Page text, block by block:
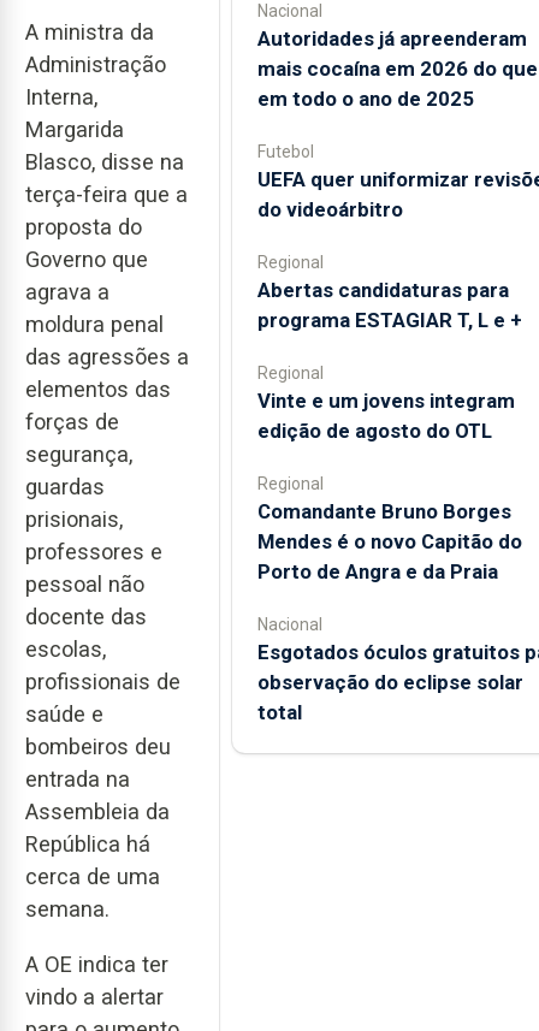
A ministra da
Administração
Interna,
Margarida
Blasco, disse na
terça-feira que a
proposta do
Governo que
agrava a
moldura penal
das agressões a
elementos das
forças de
segurança,
guardas
prisionais,
professores e
pessoal não
docente das
escolas,
profissionais de
saúde e
bombeiros deu
entrada na
Assembleia da
República há
cerca de uma
semana.
A OE indica ter
vindo a alertar
Nacional
Autoridades já apreenderam
mais cocaína em 2026 do que
em todo o ano de 2025
Futebol
UEFA quer uniformizar
do videoárbitro
Regional
Abertas candidaturas para
programa ESTAGIAR T, L e +
Regional
Vinte e um jovens integram
edição de agosto do OTL
Regional
Comandante Bruno Borges
Mendes é o novo Capitão do
Porto de Angra e da Praia
Nacional
Esgotados óculos gratuitos
observação do eclipse solar
total